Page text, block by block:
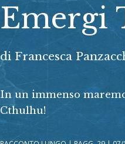
Emergi
di Francesca
In un immenso
Cthulhu!